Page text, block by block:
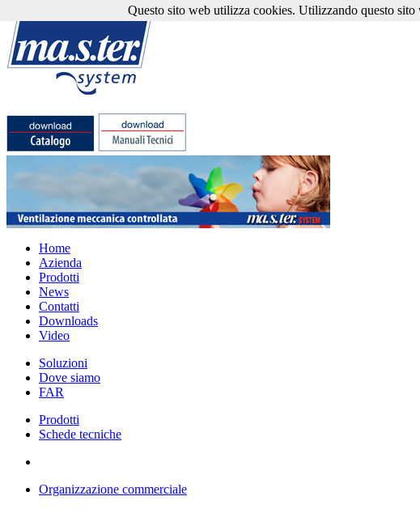
Home
Azienda
Prodotti
News
Contatti
Downloads
Video
Soluzioni
Dove siamo
FAR
Prodotti
Schede tecniche
Organizzazione commerciale
Questo sito web utilizza cookies. Utilizzando questo